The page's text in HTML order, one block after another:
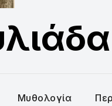
Μυθολογία